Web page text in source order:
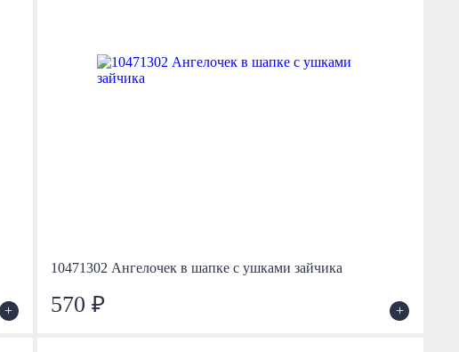
+
10471302 Ангелочек в шапке с ушками зайчика
570 ₽ +